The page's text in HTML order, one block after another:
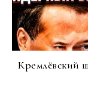
Кремлёвский